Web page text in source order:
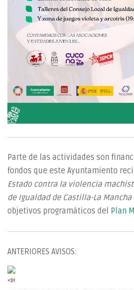
Parte de las actividades son
fondos que este Ayuntamiento
Estado contra la violencia
de Igualdad de Castilla-La Mancha
objetivos programáticos del Plan
ANTERIORES AVISOS: